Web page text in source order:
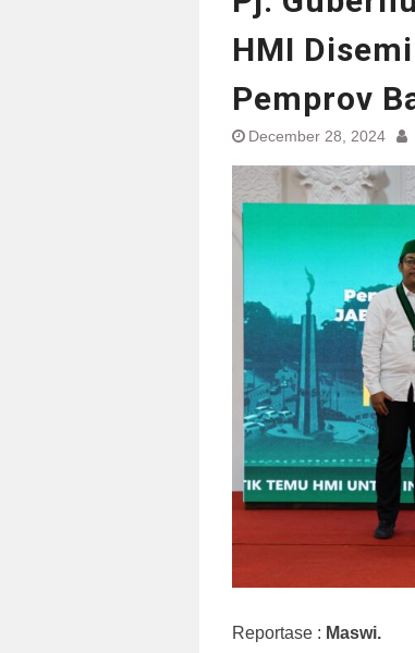
HMI
Pemprov
December 28, 2024
Reportase : Maswi.